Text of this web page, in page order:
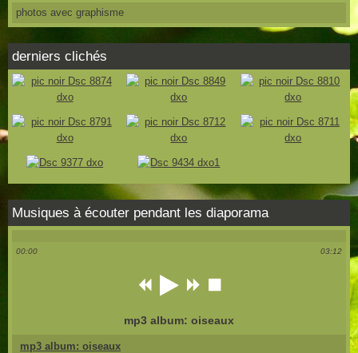
photos avec graphisme
derniers clichés
Musiques à écouter pendant les diaporama
00:00 03:12
mp3 album: oiseaux
mp3 album: oiseaux